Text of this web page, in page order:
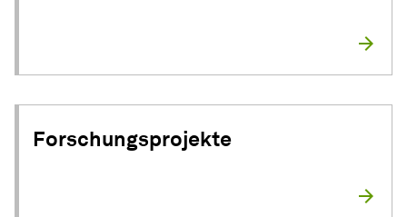
Forschungsprojekte